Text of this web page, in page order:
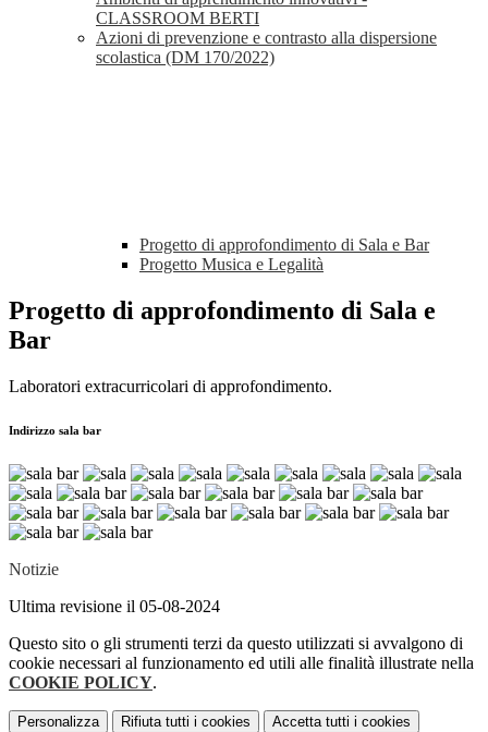
CLASSROOM BERTI
Azioni di prevenzione e contrasto alla dispersione
scolastica (DM 170/2022)
Progetto di approfondimento di Sala e Bar
Progetto Musica e Legalità
Progetto di approfondimento di Sala e
Bar
Laboratori extracurricolari di approfondimento.
Indirizzo sala bar
Notizie
Ultima revisione il 05-08-2024
Questo sito o gli strumenti terzi da questo utilizzati si avvalgono di
cookie necessari al funzionamento ed utili alle finalità illustrate nella
COOKIE POLICY.
Personalizza Rifiuta tutti i cookies Accetta tutti i cookies